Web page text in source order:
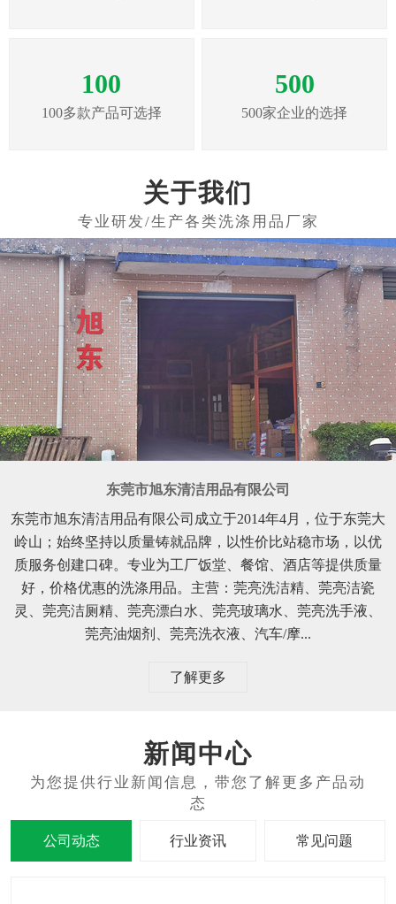
100
100多款产品可选择
500
500家企业的选择
关于我们
东莞市旭东清洁用品有限公司
东莞市旭东清洁用品有限公司成立于2014年4月，位于东莞大
岭山；始终坚持以质量铸就品牌，以性价比站稳市场，以优
质服务创建口碑。专业为工厂饭堂、餐馆、酒店等提供质量
好，价格优惠的洗涤用品。主营：莞亮洗洁精、莞亮洁瓷
灵、莞亮洁厕精、莞亮漂白水、莞亮玻璃水、莞亮洗手液、
莞亮油烟剂、莞亮洗衣液、汽车/摩...
了解更多
新闻中心
公司动态 行业资讯 常见问题